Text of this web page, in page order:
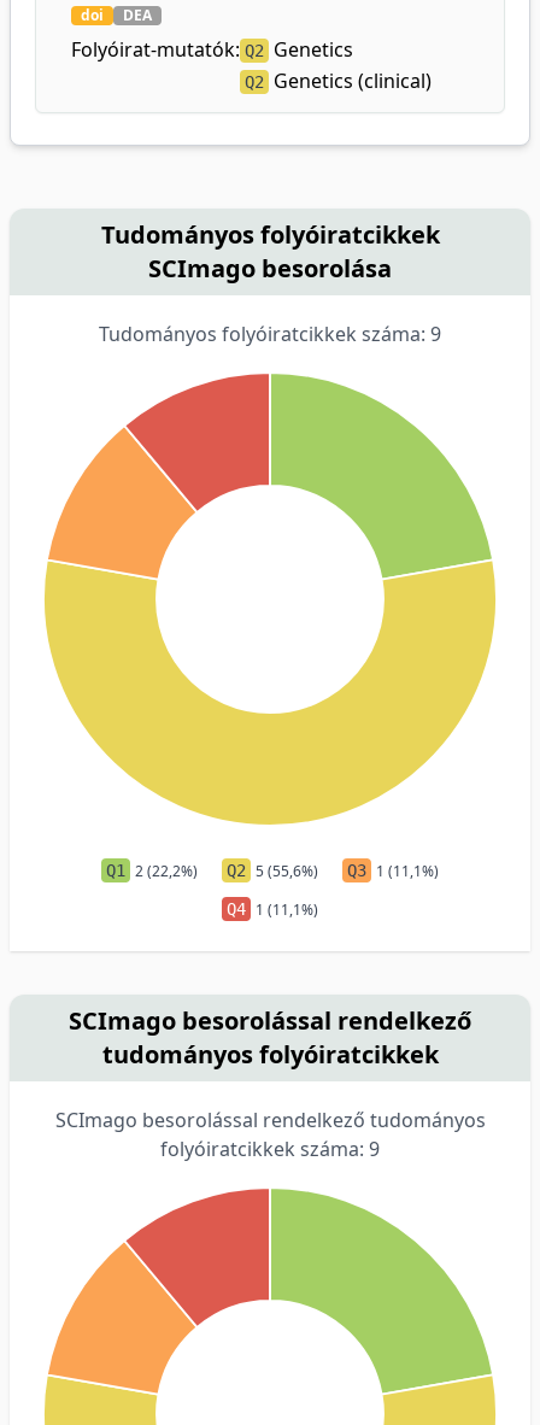
doi DEA
Folyóirat-mutatók: Q2 Genetics
Q2 Genetics (clinical)
Tudományos folyóiratcikkek
SCImago besorolása
Tudományos folyóiratcikkek száma: 9
Q1 2 (22,2%) Q2 5 (55,6%) Q3 1 (11,1%)
Q4 1 (11,1%)
SCImago besorolással rendelkező
tudományos folyóiratcikkek
SCImago besorolással rendelkező tudományos
folyóiratcikkek száma: 9